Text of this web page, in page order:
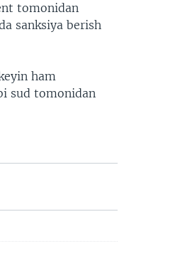
tomonidan
sanksiya berish
ham
sud tomonidan